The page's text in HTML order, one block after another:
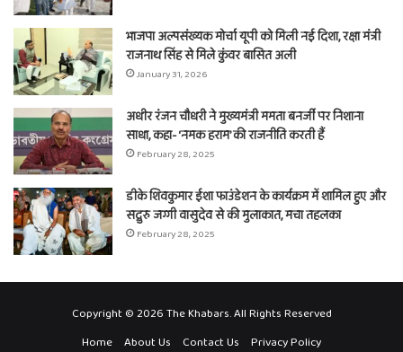
भाजपा अल्पसंख्यक मोर्चा यूपी को मिली नई दिशा, रक्षा मंत्री
राजनाथ सिंह से मिले कुंवर बासित अली
January 31, 2026
अधीर रंजन चौधरी ने मुख्यमंत्री ममता बनर्जी पर निशाना
साधा, कहा- ‘नमक हराम’ की राजनीति करती हैं
February 28, 2025
डीके शिवकुमार ईशा फाउंडेशन के कार्यक्रम में शामिल हुए और
सद्गुरु जग्गी वासुदेव से की मुलाकात, मचा तहलका
February 28, 2025
Copyright © 2026 The Khabars. All Rights Reserved
Home
About Us Contact Us Privacy Policy